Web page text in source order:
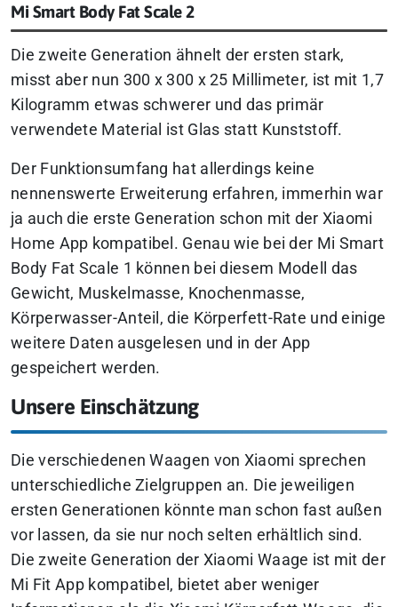
Mi Smart Body Fat Scale 2
Die zweite Generation ähnelt der ersten stark,
misst aber nun 300 x 300 x 25 Millimeter, ist mit 1,7
Kilogramm etwas schwerer und das primär
verwendete Material ist Glas statt Kunststoff.
Der Funktionsumfang hat allerdings keine
nennenswerte Erweiterung erfahren, immerhin war
ja auch die erste Generation schon mit der Xiaomi
Home App kompatibel. Genau wie bei der Mi Smart
Body Fat Scale 1 können bei diesem Modell das
Gewicht, Muskelmasse, Knochenmasse,
Körperwasser-Anteil, die Körperfett-Rate und einige
weitere Daten ausgelesen und in der App
gespeichert werden.
Unsere Einschätzung
Die verschiedenen Waagen von Xiaomi sprechen
unterschiedliche Zielgruppen an. Die jeweiligen
ersten Generationen könnte man schon fast außen
vor lassen, da sie nur noch selten erhältlich sind.
Die zweite Generation der Xiaomi Waage ist mit der
Mi Fit App kompatibel, bietet aber weniger